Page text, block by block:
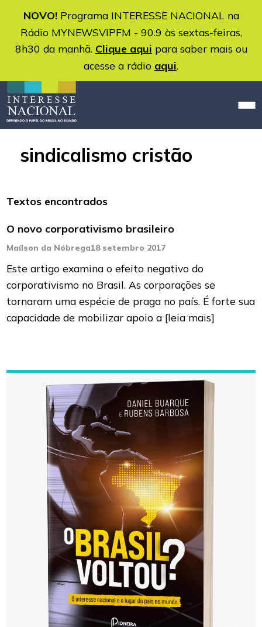
NOVO!Programa INTERESSE NACIONAL na
Rádio MYNEWSVIPFM - 90.9 às sextas-feiras,
8h30 da manhã. Clique aqui para saber mais ou
acesse a rádio aqui.
sindicalismo cristão
Textos encontrados
O novo corporativismo brasileiro
Maílson da Nóbrega18 setembro 2017
Este artigo examina o efeito negativo do
corporativismo no Brasil. As corporações se
tornaram uma espécie de praga no país. É forte sua
capacidade de mobilizar apoio a [leia mais]